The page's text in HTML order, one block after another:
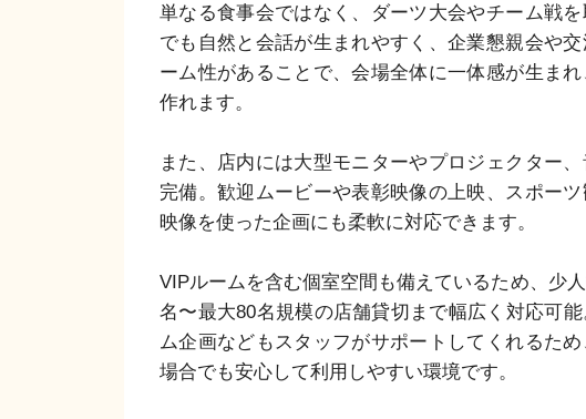
単なる食事会ではなく、ダーツ大会やチーム戦
でも自然と会話が生まれやすく、企業懇親会や
ーム性があることで、会場全体に一体感が生ま
作れます。
また、店内には大型モニターやプロジェクター
完備。歓迎ムービーや表彰映像の上映、スポーツ
映像を使った企画にも柔軟に対応できます。
VIPルームを含む個室空間も備えているため、少
名〜最大80名規模の店舗貸切まで幅広く対応可
ム企画などもスタッフがサポートしてくれるた
場合でも安心して利用しやすい環境です。